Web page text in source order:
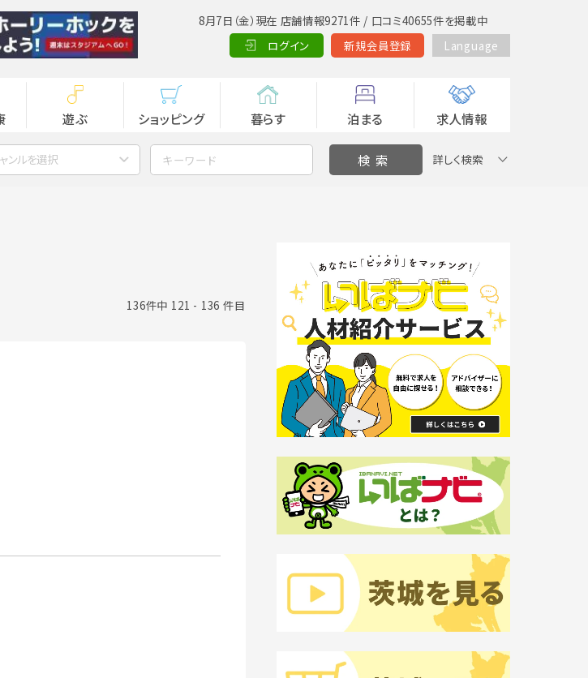
8月7日（金）現在 店舗情報9271件 / 口コミ40655件を掲載中
ログイン
新規会員登録 Language
遊ぶ ショッピング 暮らす 泊まる 求人情報
ンルを選択 詳しく検索
136件中 121 - 136 件目